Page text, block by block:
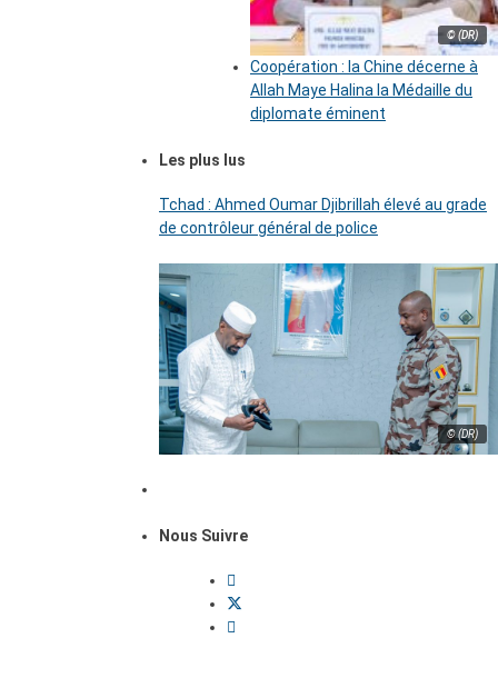
© (DR)
Coopération : la Chine décerne à
Allah Maye Halina la Médaille du
diplomate éminent
Les plus lus
Tchad : Ahmed Oumar Djibrillah élevé au grade
de contrôleur général de police
© (DR)
Nous Suivre